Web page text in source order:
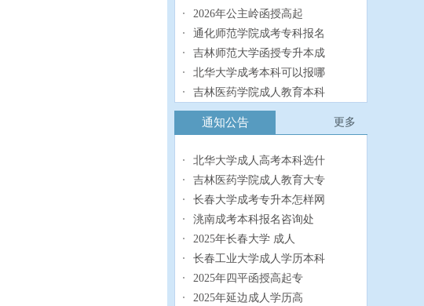
2026年公主岭函授高起
通化师范学院成考专科报名
吉林师范大学函授专升本成
北华大学成考本科可以报哪
吉林医药学院成人教育本科
长春市成人学历本科需要读
吉林农业大学成人学历专科
更多
通知公告
北华大学成人高考本科选什
吉林医药学院成人教育大专
长春大学成考专升本怎样网
洮南成考本科报名咨询处
2025年长春大学 成人
长春工业大学成人学历本科
2025年四平函授高起专
2025年延边成人学历高